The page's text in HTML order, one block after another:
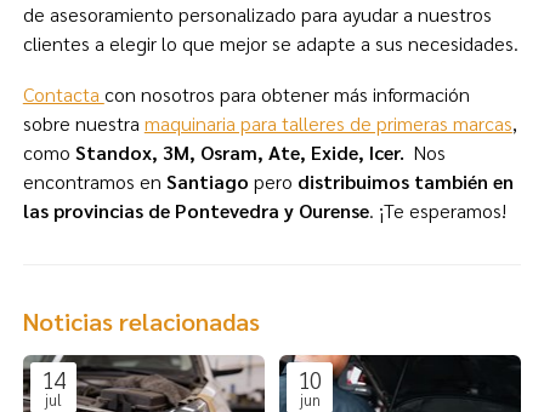
de asesoramiento personalizado para ayudar a nuestros
clientes a elegir lo que mejor se adapte a sus necesidades.
Contacta con nosotros para obtener más información
sobre nuestra maquinaria para talleres de primeras marcas,
como Standox, 3M, Osram, Ate, Exide, Icer. Nos
encontramos en Santiago pero distribuimos también en
las provincias de Pontevedra y Ourense. ¡Te esperamos!
Noticias relacionadas
14
jul
10
jun